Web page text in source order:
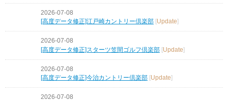
2026-07-08
[高度データ修正]江戸崎カントリー倶楽部 Update
2026-07-08
[高度データ修正]スターツ笠間ゴルフ倶楽部 [Update]
2026-07-08
[高度データ修正]今治カントリー倶楽部 Update
2026-07-08